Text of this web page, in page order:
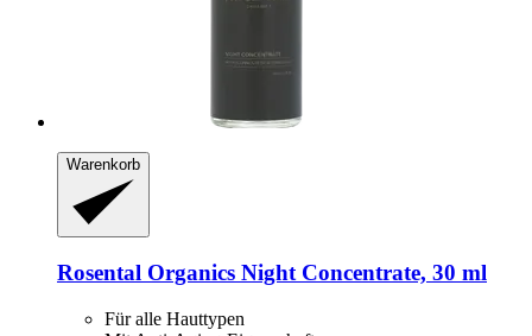
Warenkorb
Rosental Organics Night Concentrate, 30 ml
Für alle Hauttypen